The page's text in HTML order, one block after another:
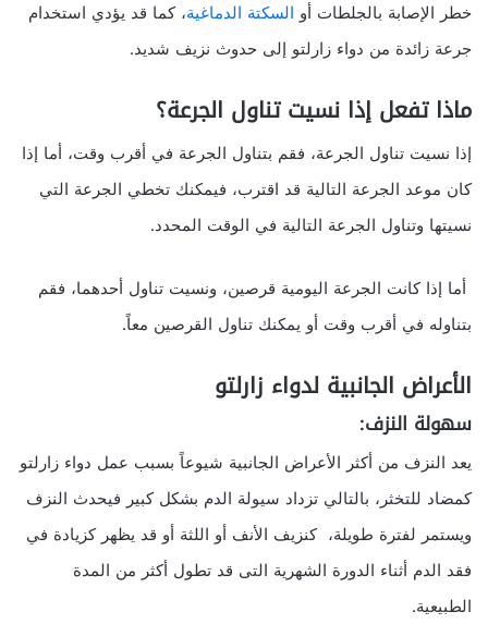
خطر الإصابة بالجلطات أوالسكتة الدماغية، كما قد يؤدي استخدام
جرعة زائدة من دواء زارلتو إلى حدوث نزيف شديد.
ماذا تفعل إذا نسيت تناول الجرعة؟
إذا نسيت تناول الجرعة، فقم بتناول الجرعة في أقرب وقت، أما إذا
كان موعد الجرعة التالية قد اقترب، فيمكنك تخطي الجرعة التي
نسيتها وتناول الجرعة التالية في الوقت المحدد.
أما إذا كانت الجرعة اليومية قرصين، ونسيت تناول أحدهما، فقم
بتناوله في أقرب وقت أو يمكنك تناول القرصين معاً.
الأعراض الجانبية لدواء زارلتو
سهولة النزف:
يعد النزف من أكثر الأعراض الجانبية شيوعاً بسبب عمل دواء زارلتو
كمضاد للتخثر، بالتالي تزداد سيولة الدم بشكل كبير فيحدث النزف
ويستمر لفترة طويلة، كنزيف الأنف أو اللثة أو قد يظهر كزيادة في
فقد الدم أثناء الدورة الشهرية التى قد تطول أكثر من المدة
الطبيعية.